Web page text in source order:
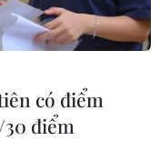
có điểm
điểm